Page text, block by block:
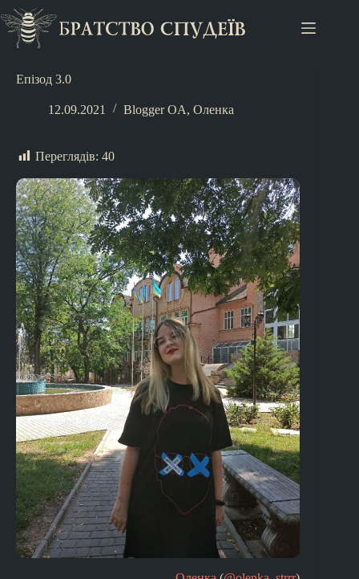
Епізод 3.0
12.09.2021 Blogger OA, Оленка
Переглядів: 40